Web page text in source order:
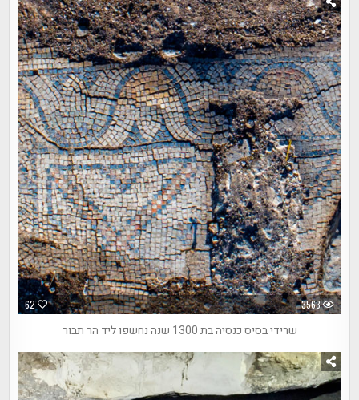
62 3563
שרידי בסיס כנסיה בת 1300 שנה נחשפו ליד הר תבור